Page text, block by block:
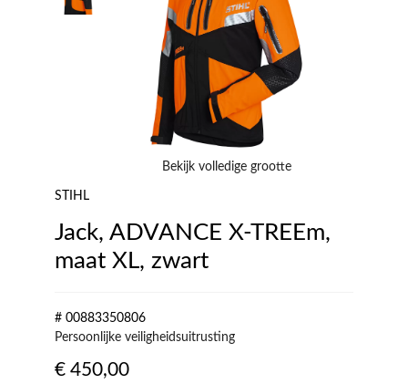
Bekijk volledige grootte
STIHL
Jack, ADVANCE X-TREEm,
maat XL, zwart
# 00883350806
Persoonlijke veiligheidsuitrusting
€ 450,00